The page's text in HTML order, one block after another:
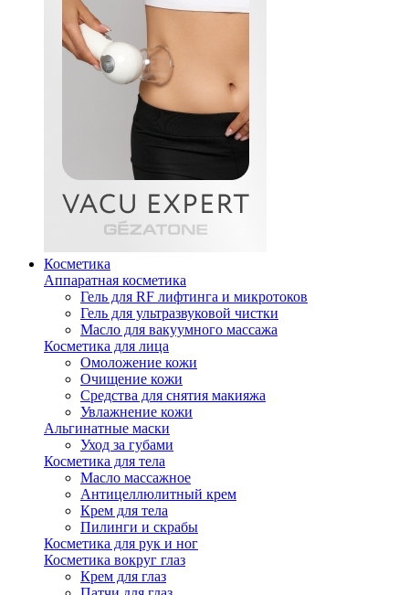
Косметика
Аппаратная косметика
Гель для RF лифтинга и микротоков
Гель для ультразвуковой чистки
Масло для вакуумного массажа
Косметика для лица
Омоложение кожи
Очищение кожи
Средства для снятия макияжа
Увлажнение кожи
Альгинатные маски
Уход за губами
Косметика для тела
Масло массажное
Антицеллюлитный крем
Крем для тела
Пилинги и скрабы
Косметика для рук и ног
Косметика вокруг глаз
Крем для глаз